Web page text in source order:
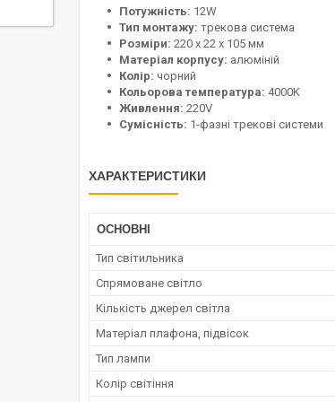
Потужність: 12W
Тип монтажу: трекова система
Розміри: 220 х 22 х 105 мм
Матеріал корпусу: алюміній
Колір: чорний
Кольорова температура: 4000K
Живлення: 220V
Сумісність: 1-фазні трекові системи
ХАРАКТЕРИСТИКИ
ОСНОВНІ
Тип світильника
Спрямоване світло
Кількість джерел світла
Матеріал плафона, підвісок
Тип лампи
Колір світіння